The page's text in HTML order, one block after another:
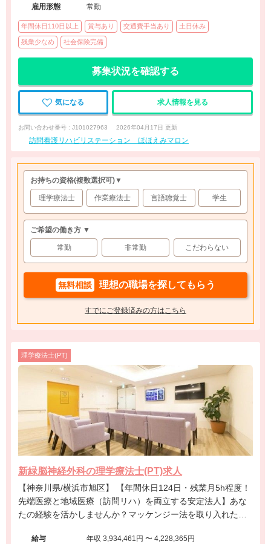
雇用形態
常勤
年間休日110日以上 賞与あり 交通費手当あり 土日休み
残業少なめ 社会保険完備
募集状況を確認する
気になる 求人情報を見る
お問い合わせ番号 : J101027963 2026年04月17日 更新
訪問看護リハビリステーション ほほえみマロン
お持ちの資格(複数選択可)▼
理学療法士 作業療法士 言語聴覚士 学生
ご希望の働き方 ▼
常勤 非常勤 こだわらない
無料相談 理想の職場を探してもらう
すでにご登録済みの方はこちら
理学療法士(PT)
新緑脳神経外科の理学療法士(PT)求人
【神奈川県/横浜市旭区】 【年間休日124日・残業月5h程度！
先端医療と地域医療（訪問リハ）を両立する安定法人】あな
たの経験を活かしませんか？マッケンジー法を取り入れたリ
給与
年収 3,934,461円 〜 4,228,365円